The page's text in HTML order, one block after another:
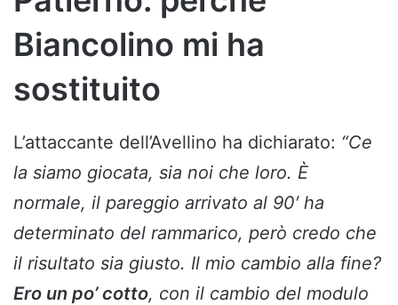
Biancolino mi ha
sostituito
L’attaccante dell’Avellino ha dichiarato: “Ce
la siamo giocata, sia noi che loro. È
normale, il pareggio arrivato al 90′ ha
determinato del rammarico, però credo che
il risultato sia giusto. Il mio cambio alla fine?
Ero un po’ cotto, con il cambio del modulo